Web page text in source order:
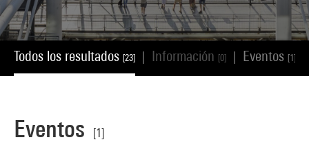
Todos los resultados [23] Información [0] Eventos [1]
Eventos [1]